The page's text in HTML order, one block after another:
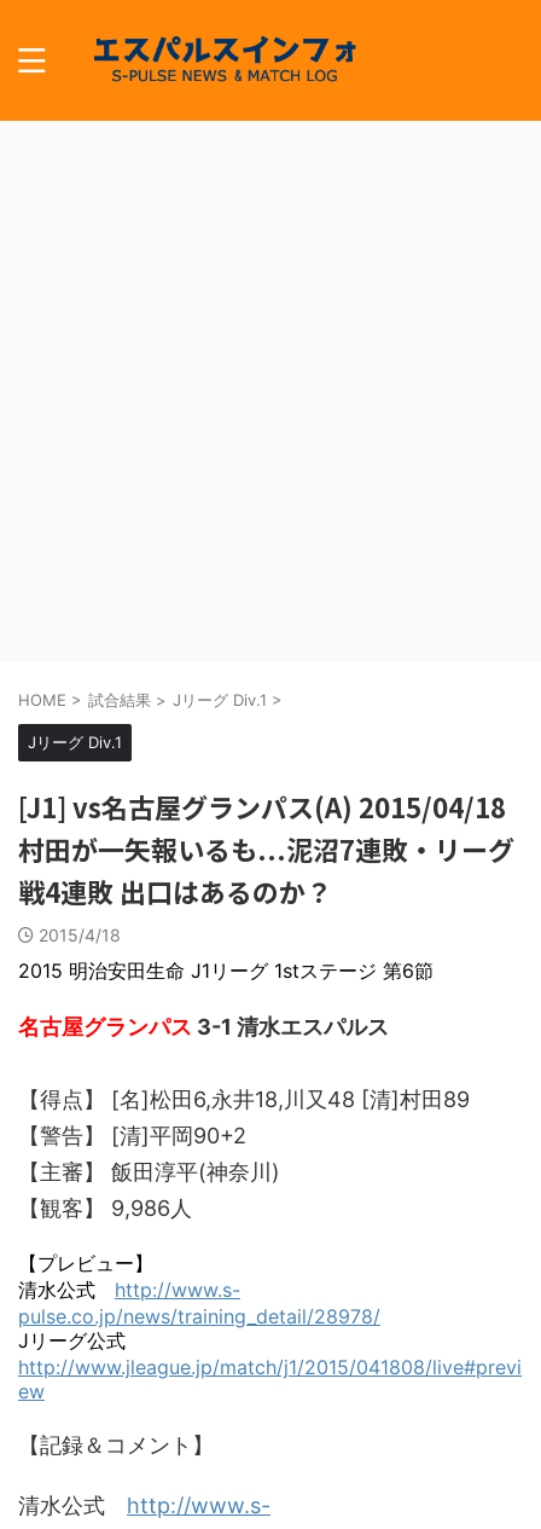
HOME > 試合結果 > Jリーグ Div.1 >
Jリーグ Div.1
[J1] vs名古屋グランパス(A) 2015/04/18
村田が一矢報いるも...泥沼7連敗・リーグ
戦4連敗 出口はあるのか？
2015/4/18
2015 明治安田生命 J1リーグ 1stステージ 第6節
名古屋グランパス 3-1 清水エスパルス
【得点】 [名]松田6,永井18,川又48 [清]村田89
【警告】 [清]平岡90+2
【主審】 飯田淳平(神奈川)
【観客】 9,986人
【プレビュー】
清水公式 http://www.s-
pulse.co.jp/news/training_detail/28978/
Jリーグ公式
http://www.jleague.jp/match/j1/2015/041808/live#previ
ew
【記録＆コメント】
清水公式 http://www.s-